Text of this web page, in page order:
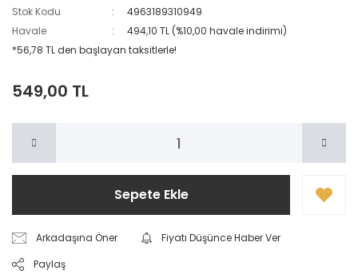
Stok Kodu
4963189310949
Havale
494,10 TL (%10,00 havale indirimi)
*56,78 TL den başlayan taksitlerle!
549,00 TL
Sepete Ekle
Arkadaşına Öner
Fiyatı Düşünce Haber Ver
Paylaş